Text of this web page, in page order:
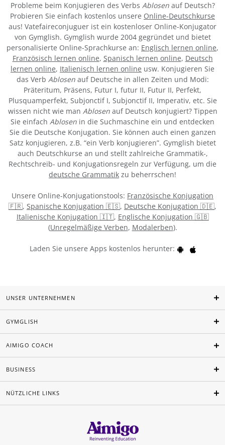
Probleme beim Konjugieren des Verbs Ablosenauf Deutsch?
Probieren Sie einfach kostenlos unsere Online-Deutschkurse
aus! Vatefaireconjuguer ist ein kostenloser Online-Konjugator
von Gymglish. Gymglish wurde 2004 gegründet und bietet
personalisierte Online-Sprachkurse an: Englisch lernen online,
Französisch lernen online, Spanisch lernen online, Deutsch
lernen online, Italienisch lernen online usw. Konjugieren Sie
das Verb Ablosenauf Deutsche in allen Zeiten und Modi:
Präteritum, Präsens, Futur I, futur II, Futur II, Perfekt,
Plusquamperfekt, Subjonctif I, Subjonctif II, Imperativ, etc. Sie
wissen nicht wie man Ablosenauf Deutsch konjugiert? Tippen
Sie einfach Ablosen in die Suchmaschine ein und entdecken
Sie die Deutsche Konjugation. Sie können auch einen ganzen
Satz konjugieren, z.B. “ein Verb konjugieren”. Gymglish bietet
auch Deutschkurse an und stellt zahlreiche Grammatik-,
Rechtschreib- und Konjugationsregeln zur Verfügung, um die
deutsche Grammatik zu beherrschen!
Unsere Online-Konjugationstools: Französische Konjugation
🇫🇷, Spanische Konjugation 🇪🇸, Deutsche Konjugation 🇩🇪,
Italienische Konjugation 🇮🇹, Englische Konjugation 🇬🇧
(Unregelmäßige Verben, Modalerben).
Laden Sie unsere Apps kostenlos herunter:
UNSER UNTERNEHMEN
GYMGLISH
AIMIGO COACH
BUSINESS
NÜTZLICHE LINKS